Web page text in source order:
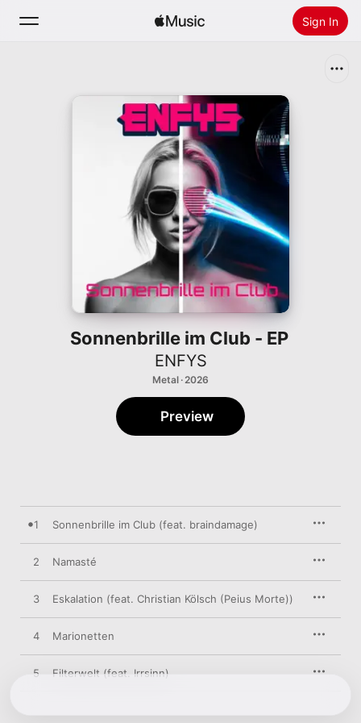
Sign In
Install Apple Music
Sonnenbrille im Club - EP
ENFYS
Metal · 2026
Preview
1 Sonnenbrille im Club (feat. braindamage)
2 Namasté
3 Eskalation (feat. Christian Kölsch (Peius Morte))
4 Marionetten
5 Filterwelt (feat. Irrsinn)